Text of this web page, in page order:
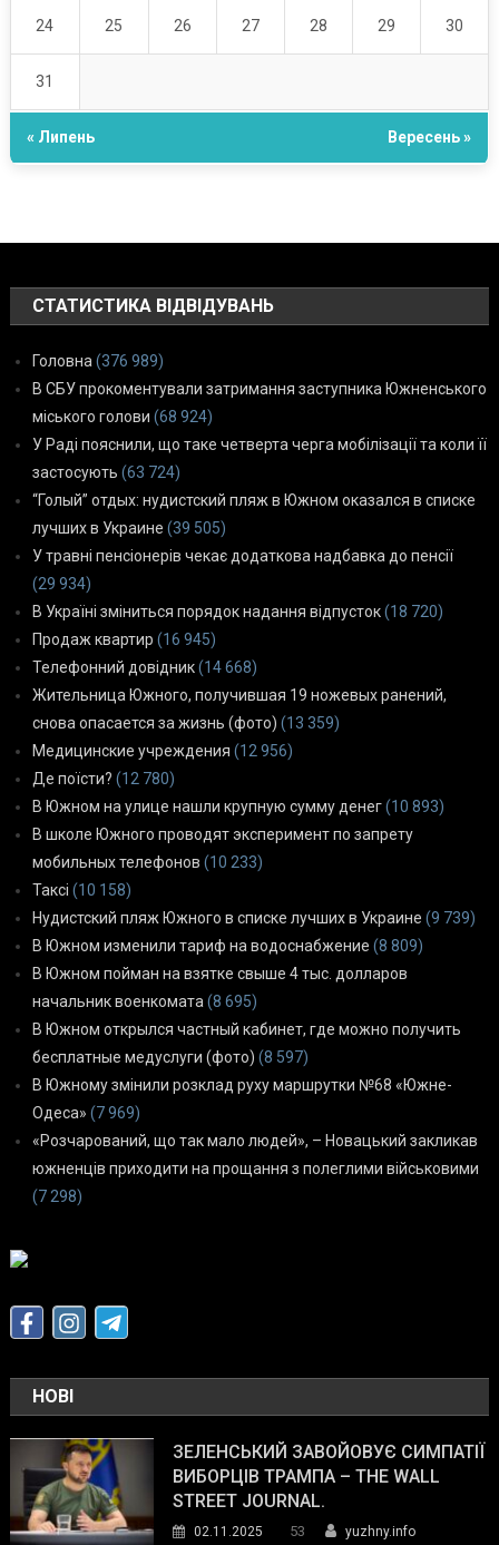
24 25 26 27 28 29 30
31
« Липень Вересень »
СТАТИСТИКА ВІДВІДУВАНЬ
Головна (376 989)
В СБУ прокоментували затримання заступника Южненського
міського голови (68 924)
У Раді пояснили, що таке четверта черга мобілізації та коли її
застосують (63 724)
“Голый” отдых: нудистский пляж в Южном оказался в списке
лучших в Украине (39 505)
У травні пенсіонерів чекає додаткова надбавка до пенсії
(29 934)
В Україні зміниться порядок надання відпусток(18 720)
Продаж квартир (16 945)
Телефонний довідник(14 668)
Жительница Южного, получившая 19 ножевых ранений,
снова опасается за жизнь (фото) (13 359)
Медицинские учреждения (12 956)
Де поїсти? (12 780)
В Южном на улице нашли крупную сумму денег(10 893)
В школе Южного проводят эксперимент по запрету
мобильных телефонов (10 233)
Таксі (10 158)
Нудистский пляж Южного в списке лучших в Украине (9 739)
В Южном изменили тариф на водоснабжение (8 809)
В Южном пойман на взятке свыше 4 тыс. долларов
начальник военкомата (8 695)
В Южном открылся частный кабинет, где можно получить
бесплатные медуслуги (фото) (8 597)
В Южному змінили розклад руху маршрутки №68 «Южне-
Одеса» (7 969)
«Розчарований, що так мало людей», – Новацький закликав
южненців приходити на прощання з полеглими військовими
(7 298)
НОВІ
ЗЕЛЕНСЬКИЙ ЗАВОЙОВУЄ СИМПАТІЇ
ВИБОРЦІВ ТРАМПА – THE WALL
STREET JOURNAL.
02.11.2025 53
yuzhny.info